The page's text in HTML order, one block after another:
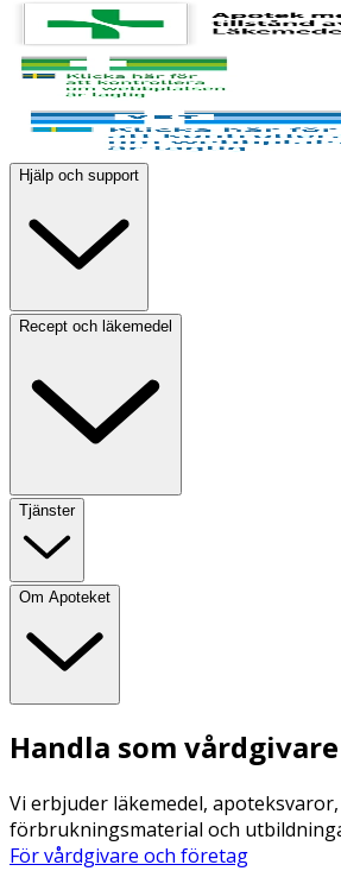
Hjälp och support
Recept och läkemedel
Tjänster
Om Apoteket
Handla som
Vi erbjuder läkemedel, apoteksvaror,
förbrukningsmaterial och
För vårdgivare och företag